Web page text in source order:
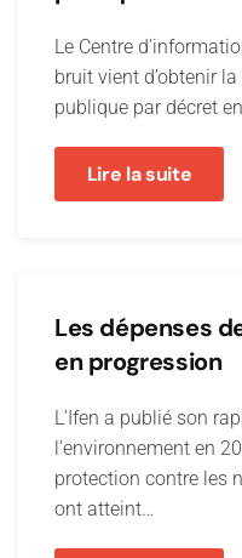
Le Centre
bruit vient d’obtenir
publique par décret
Lire la suite
Les dépenses
en progression
L’Ifen a publié son
l’environnement en
protection contre les
ont atteint…